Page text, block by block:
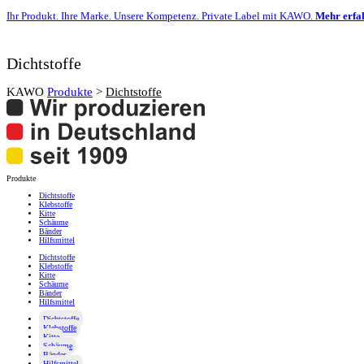
Ihr Produkt. Ihre Marke. Unsere Kompetenz. Private Label mit KAWO. Mehr
Dichtstoffe
KAWO Produkte > Dichtstoffe
Produkte
Dichtstoffe
Klebstoffe
Kitte
Schäume
Bänder
Hilfsmittel
Dichtstoffe
Klebstoffe
Kitte
Schäume
Bänder
Hilfsmittel
Dichtstoffe
Klebstoffe
Kitte
Schäume
Bänder